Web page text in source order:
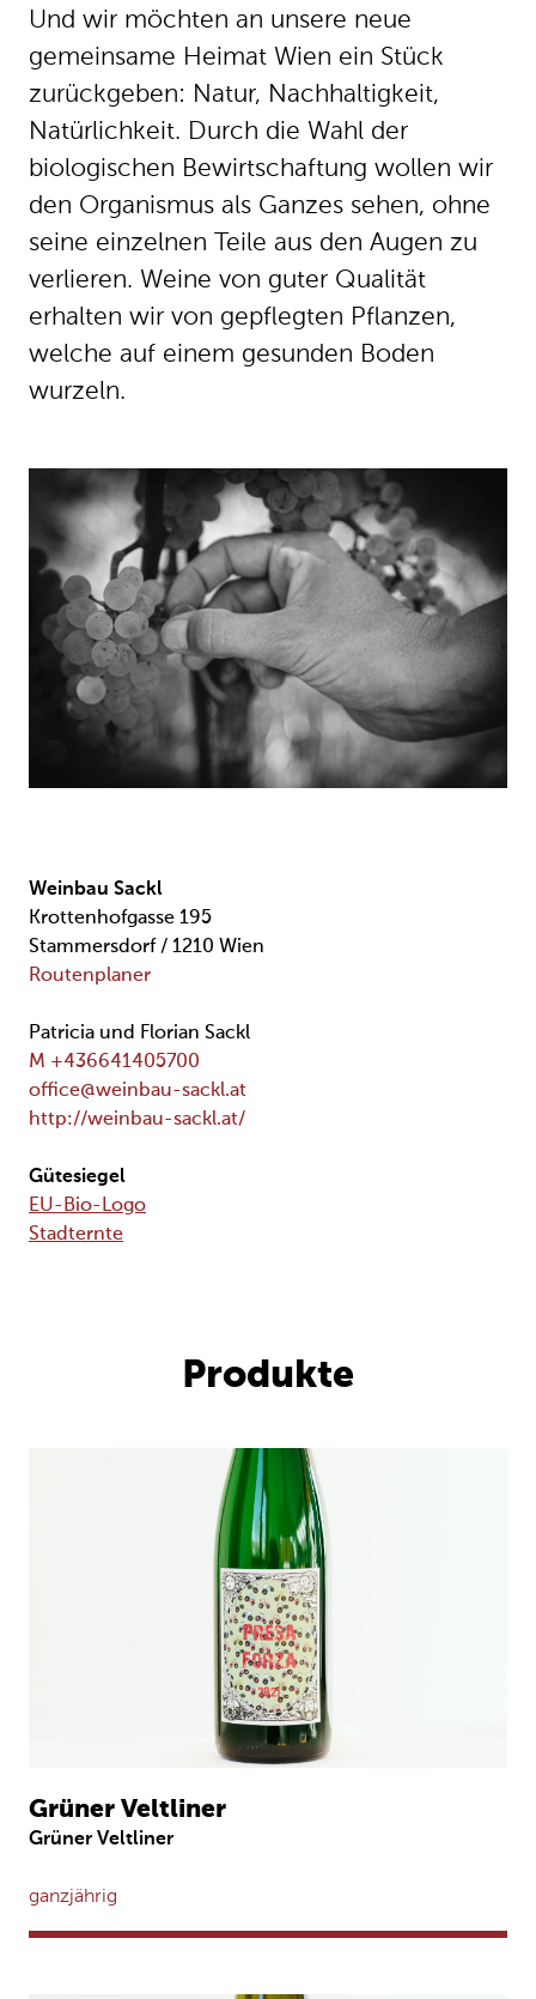
Und wir möchten an unsere neue
gemeinsame Heimat Wien ein Stück
zurückgeben: Natur, Nachhaltigkeit,
Natürlichkeit. Durch die Wahl der
biologischen Bewirtschaftung wollen wir
den Organismus als Ganzes sehen, ohne
seine einzelnen Teile aus den Augen zu
verlieren. Weine von guter Qualität
erhalten wir von gepflegten Pflanzen,
welche auf einem gesunden Boden
wurzeln.
Weinbau Sackl
Krottenhofgasse 195
Stammersdorf / 1210 Wien
Routenplaner
Patricia und Florian Sackl
M +436641405700
office@weinbau-sackl.at
http://weinbau-sackl.at/
Gütesiegel
EU-Bio-Logo
Stadternte
Produkte
Grüner Veltliner
Grüner Veltliner
ganzjährig